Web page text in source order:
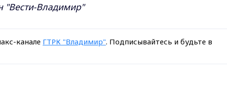
"Вести-Владимир"
канале ГТРК "Владимир". Подписывайтесь и будьте в